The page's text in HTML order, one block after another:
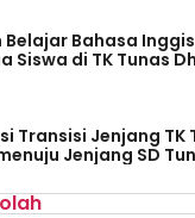
Belajar Bahasa
Siswa di TK Tunas
Transisi Jenjang TK
Jenjang SD